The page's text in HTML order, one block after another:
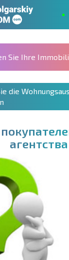
Sie Ihre
die
покупателе
агентства